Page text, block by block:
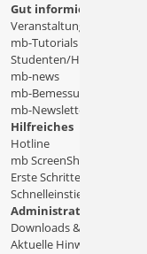
Gut informiert
Veranstaltungen
mb-Tutorials
Studenten/Hochschule
mb-news
mb-Bemessungstafeln
mb-Newsletter
Hilfreiches
Hotline
mb ScreenShare
Erste Schritte
Schnelleinstiege & Doku
Administratives
Downloads & Patches
Aktuelle Hinweise